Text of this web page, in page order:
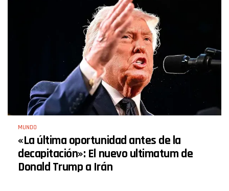
MUNDO
«La última oportunidad antes de la
decapitación»: El nuevo ultimatum de
Donald Trump a Irán